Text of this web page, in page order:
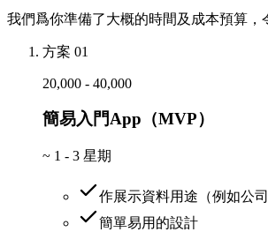
我們爲你準備了大概的時間及成本預算，
方案 01
20,000 - 40,000
簡易入門App（MVP）
~ 1 - 3 星期
作展示資料用途（例如公司
簡單易用的設計